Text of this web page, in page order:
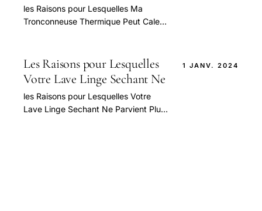
les Raisons pour Lesquelles Ma
Tronconneuse Thermique Peut Caler
Les Raisons pour Lesquelles
Votre Lave Linge Sechant Ne
les Raisons pour Lesquelles Votre
Lave Linge Sechant Ne Parvient Plus
1 JANV. 2024